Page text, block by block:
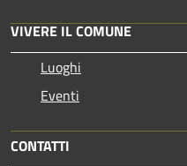
VIVERE IL COMUNE
Luoghi
Eventi
CONTATTI